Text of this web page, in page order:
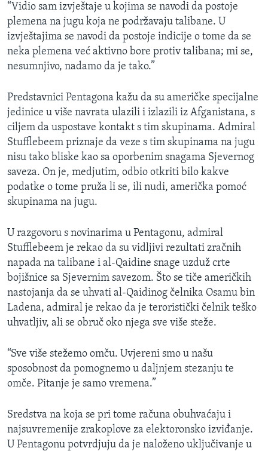
Jezici
“Vidio sam izvještaje u kojima se navodi da postoje
plemena na jugu koja ne podržavaju talibane. U
izvještajima se navodi da postoje indicije o tome da se
neka plemena već aktivno bore protiv talibana; mi se,
nesumnjivo, nadamo da je tako.”
Predstavnici Pentagona kažu da su američke specijalne
jedinice u više navrata ulazili i izlazili iz Afganistana, s
ciljem da uspostave kontakt s tim skupinama. Admiral
Stufflebeem priznaje da veze s tim skupinama na jugu
nisu tako bliske kao sa oporbenim snagama Sjevernog
saveza. On je, medjutim, odbio otkriti bilo kakve
podatke o tome pruža li se, ili nudi, američka pomoć
skupinama na jugu.
U razgovoru s novinarima u Pentagonu, admiral
Stufflebeem je rekao da su vidljivi rezultati zračnih
napada na talibane i al-Qaidine snage uzduž crte
bojišnice sa Sjevernim savezom. Što se tiče američkih
nastojanja da se uhvati al-Qaidinog čelnika Osamu bin
Ladena, admiral je rekao da je teroristički čelnik teško
uhvatljiv, ali se obruč oko njega sve više steže.
“Sve više stežemo omču. Uvjereni smo u našu
sposobnost da pomognemo u daljnjem stezanju te
omče. Pitanje je samo vremena.”
Sredstva na koja se pri tome računa obuhvaćaju i
najsuvremenije zrakoplove za elektoronsko izviđanje.
U Pentagonu potvrdjuju da je naloženo uključivanje u